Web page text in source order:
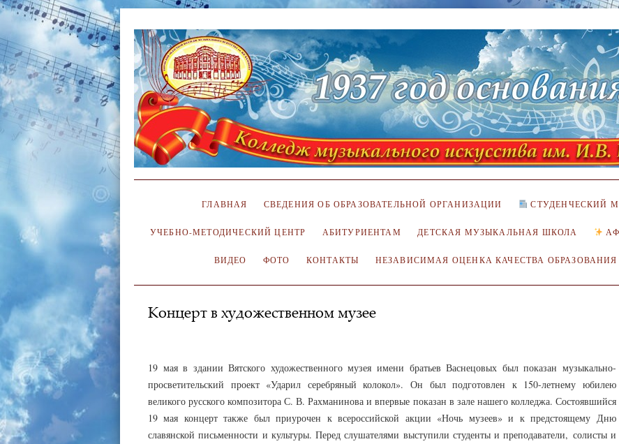
ГЛАВНАЯ СВЕДЕНИЯ ОБ ОБРАЗОВАТЕЛЬНОЙ ОРГАНИЗАЦИИ СТУДЕНЧЕСКИЙ
УЧЕБНО-МЕТОДИЧЕСКИЙ ЦЕНТР АБИТУРИЕНТАМ ДЕТСКАЯ МУЗЫКАЛЬНАЯ ШКОЛА
ВИДЕО ФОТО КОНТАКТЫ НЕЗАВИСИМАЯ ОЦЕНКА КАЧЕСТВА ОБРАЗОВАНИЯ
Концерт в художественном музее
19 мая в здании Вятского художественного музея имени братьев Васнецовых был показан музыкально-
просветительский проект «Ударил серебряный колокол». Он был подготовлен к 150-летнему юбилею
великого русского композитора С. В. Рахманинова и впервые показан в зале нашего колледжа. Состоявшийся
19 мая концерт также был приурочен к всероссийской акции «Ночь музеев» и к предстоящему Дню
славянской письменности и культуры. Перед слушателями выступили студенты и преподаватели, солисты и